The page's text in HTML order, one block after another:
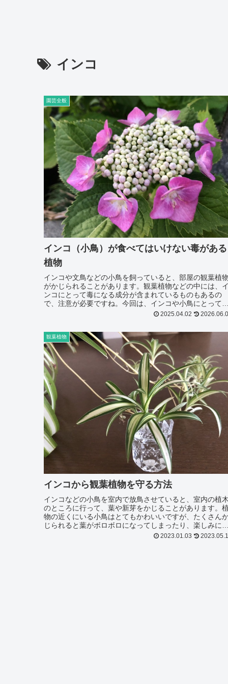
インコ
園芸全般
インコ（小鳥）が食べてはいけない毒がある
植物
インコや文鳥などの小鳥を飼っていると、部屋の観葉植
がかじられることがあります。観葉植物などの中には、
ンコにとって毒になる成分が含まれているものもあるの
で、注意が必要ですね。今回は、インコや小鳥にとって
がある観葉植物やその他の植物についてまとめたいと思
2025.04.02
観葉植物
インコから観葉植物を守る方法
インコなどの小鳥を室内で放鳥させていると、室内の植
のところに行って、葉や新芽をかじることがあります。
物の近くにいる小鳥はとてもかわいいですが、たくさん
じられると葉がボロボロになってしまったり、楽しみに
ていた新芽をかじられてしまったりして、観葉植物の見
2023.01.03